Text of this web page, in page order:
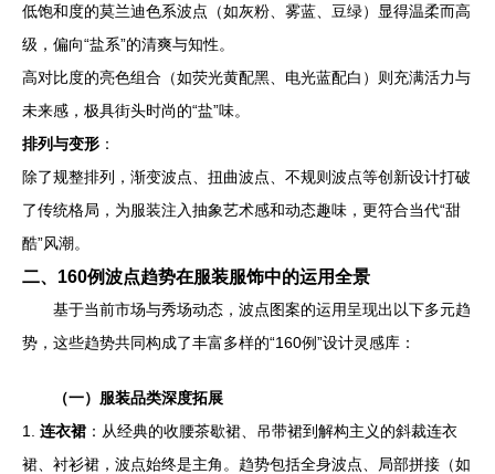
低饱和度的莫兰迪色系波点（如灰粉、雾蓝、豆绿）显得温柔而高
级，偏向“盐系”的清爽与知性。
高对比度的亮色组合（如荧光黄配黑、电光蓝配白）则充满活力与
未来感，极具街头时尚的“盐”味。
排列与变形 ：
除了规整排列，渐变波点、扭曲波点、不规则波点等创新设计打破
了传统格局，为服装注入抽象艺术感和动态趣味，更符合当代“甜
酷”风潮。
二、160例波点趋势在服装服饰中的运用全景
基于当前市场与秀场动态，波点图案的运用呈现出以下多元趋
势，这些趋势共同构成了丰富多样的“160例”设计灵感库：
（一）服装品类深度拓展
1. 连衣裙 ：从经典的收腰茶歇裙、吊带裙到解构主义的斜裁连衣
裙、衬衫裙，波点始终是主角。趋势包括全身波点、局部拼接（如